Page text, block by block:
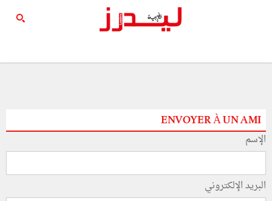
ENVOYER À UN AMI
الإسم
البريد الإلكتروني